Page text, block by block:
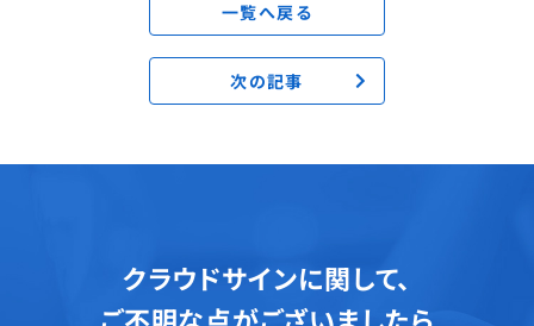
一覧へ戻る
次の記事
クラウドサインに関して、